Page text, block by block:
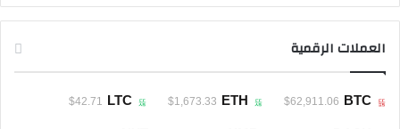
العملات الرقمية
BTC
$62,911.06
ETH
$1,673.33
LTC
$42.71